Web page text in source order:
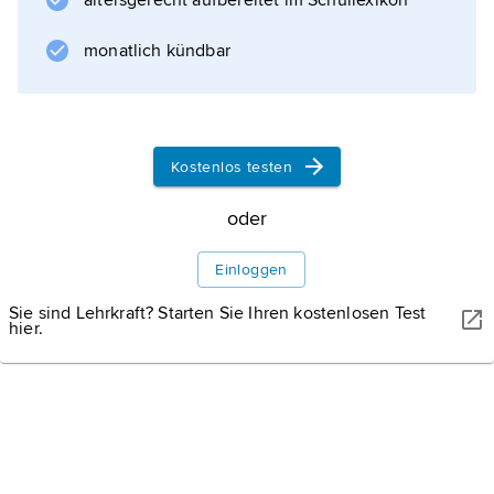
monatlich kündbar
Kostenlos testen
oder
Einloggen
Sie sind Lehrkraft? Starten Sie Ihren kostenlosen Test
hier.